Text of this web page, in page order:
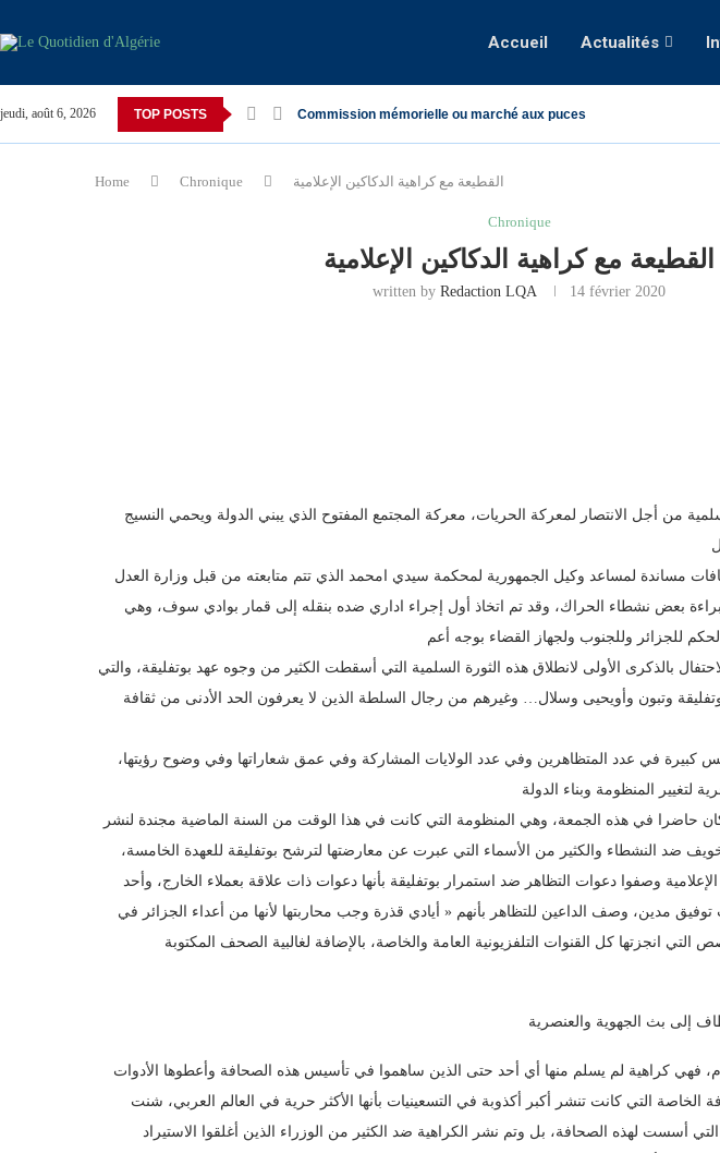
Accueil Actualités
jeudi, août 6, 2026 TOP POSTS Commission mémorielle ou marché aux puces
Home Chronique القطيعة مع كراهية الدكاكين الإعلامية
Chronique
القطيعة مع كراهية الدكاكين الإعلامية
written byRedaction LQA 14 février 2020
من أجل الانتصار لمعركة الحريات، معركة المجتمع المفتوح الذي يبني الدولة ويحمي النسيج
وهتافات مساندة لمساعد وكيل الجمهورية لمحكمة سيدي امحمد الذي تتم متابعته من قبل وزارة العدل
بعض نشطاء الحراك، وقد تم اتخاذ أول إجراء اداري ضده بنقله إلى قمار بوادي سوف، وهي
بالذكرى الأولى لانطلاق هذه الثورة السلمية التي أسقطت الكثير من وجوه عهد بوتفليقة، والتي
وتبون وأويحيى وسلال… وغيرهم من رجال السلطة الذين لا يعرفون الحد الأدنى من ثقافة
كبيرة في عدد المتظاهرين وفي عدد الولايات المشاركة وفي عمق شعاراتها وفي وضوح رؤيتها،
كان حاضرا في هذه الجمعة، وهي المنظومة التي كانت في هذا الوقت من السنة الماضية مجندة لنشر
ضد النشطاء والكثير من الأسماء التي عبرت عن معارضتها لترشح بوتفليقة للعهدة الخامسة،
وصفوا دعوات التظاهر ضد استمرار بوتفليقة بأنها دعوات ذات علاقة بعملاء الخارج، وأحد
توفيق مدين، وصف الداعين للتظاهر بأنهم « أيادي قذرة وجب محاربتها لأنها من أعداء الجزائر في
التي انجزتها كل القنوات التلفزيونية العامة والخاصة، بالإضافة لغالبية الصحف المكتوبة
إلى بث الجهوية والعنصرية
فهي كراهية لم يسلم منها أي أحد حتى الذين ساهموا في تأسيس هذه الصحافة وأعطوها الأدوات
الخاصة التي كانت تنشر أكبر أكذوبة في التسعينيات بأنها الأكثر حرية في العالم العربي، شنت
أسست لهذه الصحافة، بل وتم نشر الكراهية ضد الكثير من الوزراء الذين أغلقوا الاستيراد